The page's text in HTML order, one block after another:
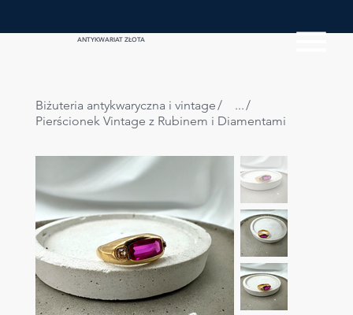
ANTYKWARIAT ZŁOTA
Biżuteria antykwaryczna i vintage/ .../
Pierścionek Vintage z Rubinem i Diamentami